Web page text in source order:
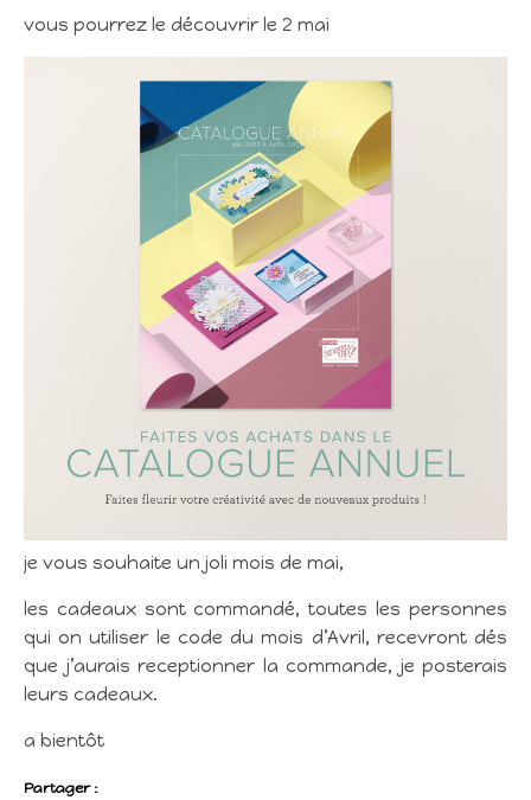
vous pourrez le découvrir le 2 mai
je vous souhaite un joli mois de mai,
les cadeaux sont commandé, toutes les personnes
qui on utiliser le code du mois d’Avril, recevront dés
que j’aurais receptionner la commande, je posterais
leurs cadeaux.
a bientôt
Partager :